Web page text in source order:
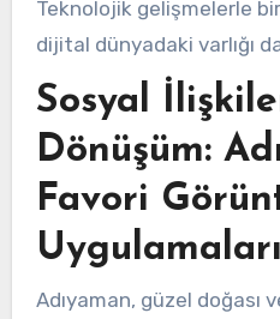
Teknolojik gelişmelerle
dijital dünyadaki varlığı
Sosyal
Dönüşüm:
Favori
Uygulamaları
Adıyaman, güzel doğası